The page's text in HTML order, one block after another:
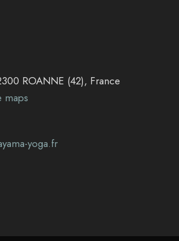
ROANNE (42), France
maps
yoga.fr